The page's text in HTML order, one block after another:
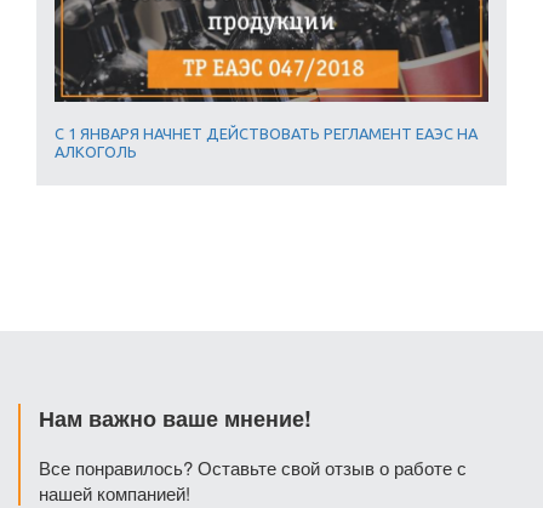
С 1 ЯНВАРЯ НАЧНЕТ ДЕЙСТВОВАТЬ РЕГЛАМЕНТ ЕАЭС НА
АЛКОГОЛЬ
Нам важно ваше мнение!
Все понравилось? Оставьте свой отзыв о работе с
нашей компанией!